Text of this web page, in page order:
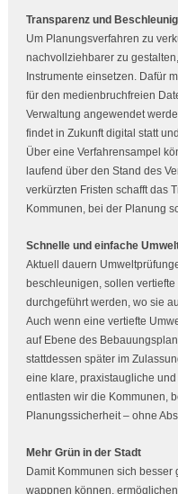
Transparenz und
Um Planungsverfahren zu
nachvollziehbarer zu
Instrumente einsetzen. Dafür
für den medienbruchfreien
Verwaltung angewendet
findet in Zukunft digital statt
Über eine Verfahrensampel
laufend über den Stand des
verkürzten Fristen schafft das
Kommunen, bei der Planung
Schnelle und einfache
Aktuell dauern
beschleunigen, sollen
durchgeführt werden, wo sie
Auch wenn eine vertiefte
auf Ebene des
stattdessen später im
eine klare, praxistaugliche
entlasten wir die Kommunen,
Planungssicherheit – ohne
Mehr Grün in der Stadt
Damit Kommunen sich
wappnen können,